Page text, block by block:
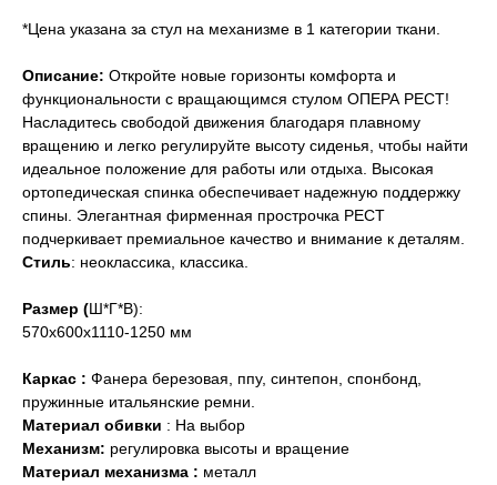
*Цена указана за стул на механизме в 1 категории ткани.
Описание: Откройте новые горизонты комфорта и
функциональности с вращающимся стулом ОПЕРА РЕСТ!
Насладитесь свободой движения благодаря плавному
вращению и легко регулируйте высоту сиденья, чтобы найти
идеальное положение для работы или отдыха. Высокая
ортопедическая спинка обеспечивает надежную поддержку
спины. Элегантная фирменная прострочка РЕСТ
подчеркивает премиальное качество и внимание к деталям.
Стиль: неоклассика, классика.
Размер (Ш*Г*В):
570х600х1110-1250 мм
Каркас : Фанера березовая, ппу, синтепон, спонбонд,
пружинные итальянские ремни.
Материал обивки : На выбор
Механизм: регулировка высоты и вращение
Материал механизма : металл